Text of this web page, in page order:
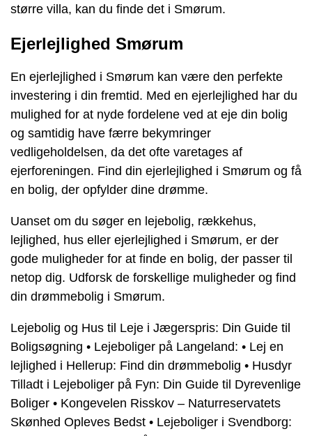
større villa, kan du finde det i Smørum.
Ejerlejlighed Smørum
En ejerlejlighed i Smørum kan være den perfekte
investering i din fremtid. Med en ejerlejlighed har du
mulighed for at nyde fordelene ved at eje din bolig
og samtidig have færre bekymringer
vedligeholdelsen, da det ofte varetages af
ejerforeningen. Find din ejerlejlighed i Smørum og få
en bolig, der opfylder dine drømme.
Uanset om du søger en lejebolig, rækkehus,
lejlighed, hus eller ejerlejlighed i Smørum, er der
gode muligheder for at finde en bolig, der passer til
netop dig. Udforsk de forskellige muligheder og find
din drømmebolig i Smørum.
Lejebolig og Hus til Leje i Jægerspris: Din Guide til
Boligsøgning • Lejeboliger på Langeland: • Lej en
lejlighed i Hellerup: Find din drømmebolig • Husdyr
Tilladt i Lejeboliger på Fyn: Din Guide til Dyrevenlige
Boliger • Kongevelen Risskov – Naturreservatets
Skønhed Opleves Bedst • Lejeboliger i Svendborg: